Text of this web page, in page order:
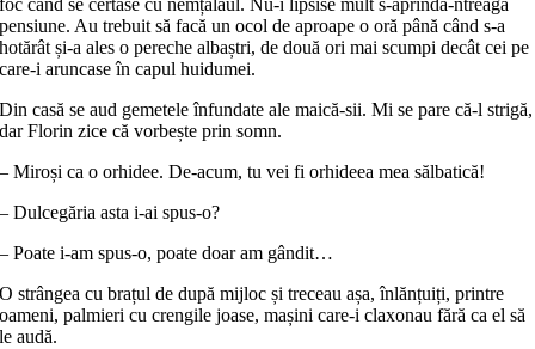
foc când se certase cu nemțălăul. Nu‑i lipsise mult s‑aprindă‑ntreaga
pensiune. Au trebuit să facă un ocol de aproape o oră până când s‑a
hotărât și‑a ales o pereche albaștri, de două ori mai scumpi decât cei pe
care‑i aruncase în capul huidumei.
Din casă se aud gemetele înfundate ale maică‑sii. Mi se pare că‑l strigă,
dar Florin zice că vorbește prin somn.
– Miroși ca o orhidee. De‑acum, tu vei fi orhideea mea sălbatică!
– Dulcegăria asta i‑ai spus‑o?
– Poate i‑am spus‑o, poate doar am gândit…
O strângea cu brațul de după mijloc și treceau așa, înlănțuiți, printre
oameni, palmieri cu crengile joase, mașini care‑i claxonau fără ca el să
le audă.